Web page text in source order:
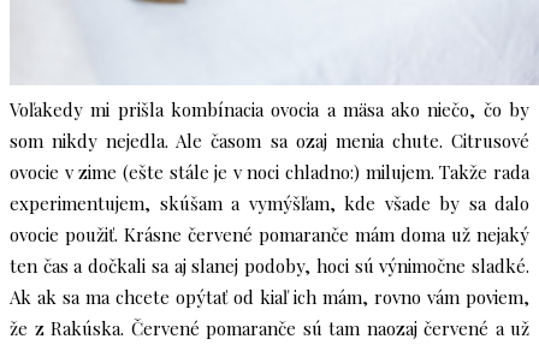
Voľakedy mi prišla kombínacia ovocia a mäsa ako niečo, čo by
som nikdy nejedla. Ale časom sa ozaj menia chute. Citrusové
ovocie v zime (ešte stále je v noci chladno:) milujem. Takže rada
experimentujem, skúšam a vymýšľam, kde všade by sa dalo
ovocie použiť. Krásne červené pomaranče mám doma už nejaký
ten čas a dočkali sa aj slanej podoby, hoci sú výnimočne sladké.
Ak ak sa ma chcete opýtať od kiaľ ich mám, rovno vám poviem,
že z Rakúska. Červené pomaranče sú tam naozaj červené a už